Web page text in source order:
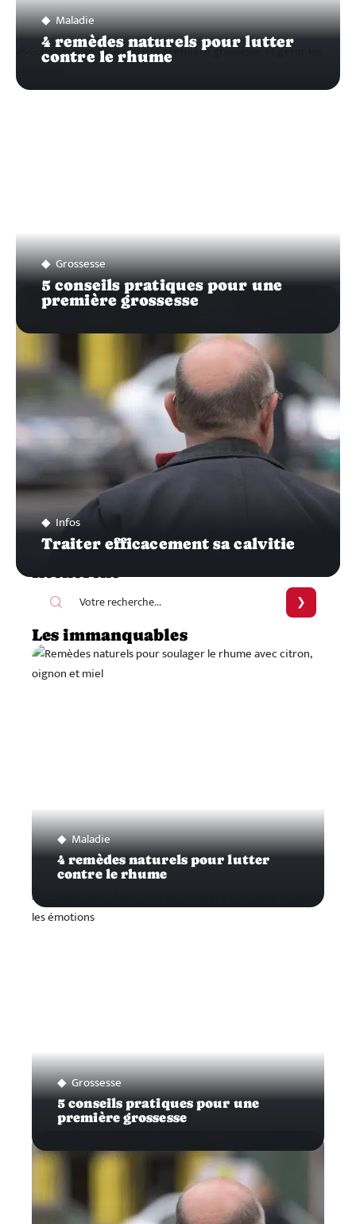
Maladie
4 remèdes naturels pour lutter
contre le rhume
Grossesse
5 conseils pratiques pour une
première grossesse
Infos
Traiter efficacement sa calvitie
Les immanquables
Maladie
4 remèdes naturels pour lutter
contre le rhume
Grossesse
5 conseils pratiques pour une
première grossesse